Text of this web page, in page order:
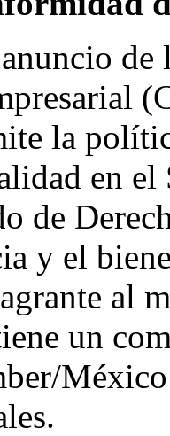
la
en
de
y el
al
un